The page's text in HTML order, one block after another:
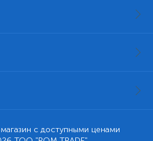
с доступными ценами